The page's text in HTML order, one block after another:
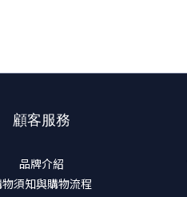
顧客服務
品牌介紹
物須知與購物流程